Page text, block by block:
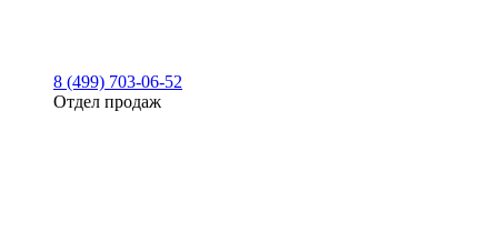
8 (499) 703-06-52
Отдел продаж